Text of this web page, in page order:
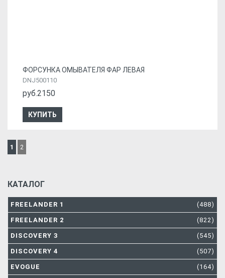
ФОРСУНКА ОМЫВАТЕЛЯ ФАР ЛЕВАЯ
DNJ500110
руб.2150
КУПИТЬ
1 2
КАТАЛОГ
FREELANDER 1 (488)
FREELANDER 2 (822)
DISCOVERY 3 (545)
DISCOVERY 4 (507)
EVOGUE (164)